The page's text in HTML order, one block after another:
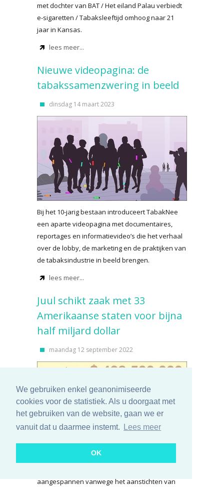
We gebruiken enkel geanonimiseerde
cookies voor de statistiek. Als u doorgaat met
het gebruiken van de website, gaan we er
vanuit dat u daarmee instemt.
Lees meer
OK
met dochter van BAT / Het eiland Palau verbiedt
e-sigaretten / Tabaksleeftijd omhoog naar 21
jaar in Kansas.
lees meer...
Nieuwe videopagina: de
tabakssamenzwering in beeld
dinsdag 14 maart 2023
Bij het 10-jarig bestaan introduceert TabakNee
een aparte videopagina met documentaires,
reportages en informatievideo’s die het verhaal
over de lobby, de marketing en de praktijken van
de tabaksindustrie in beeld brengen.
lees meer...
Juul schikt zaak met 33
Amerikaanse staten voor bijna
half miljard dollar
maandag 12 september 2022
E-sigaretfabrikant Juul heeft een rechtszaak
aangespannen vanwege het aanstichten van